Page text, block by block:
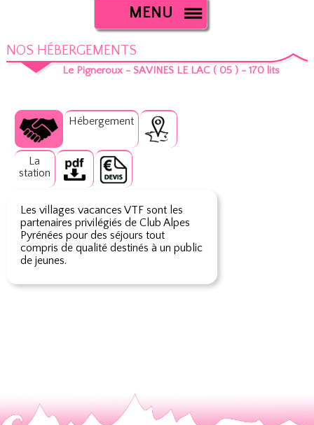
MENU
NOS HÉBERGEMENTS
Le Pigneroux - SAVINES LE LAC ( 05 ) - 170 lits
Hébergement
La
station
Les villages vacances VTF sont les
partenaires privilégiés de Club Alpes
Pyrénées pour des séjours tout
compris de qualité destinés à un public
de jeunes.